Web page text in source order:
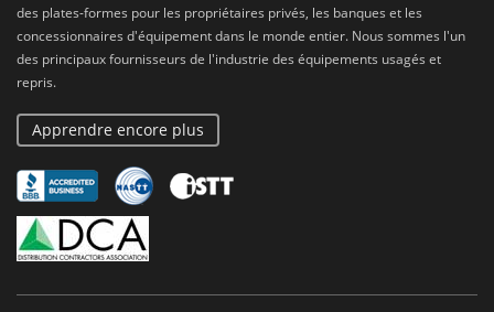
des plates-formes pour les propriétaires privés, les banques et les
concessionnaires d'équipement dans le monde entier. Nous sommes l'un
des principaux fournisseurs de l'industrie des équipements usagés et
repris.
Apprendre encore plus